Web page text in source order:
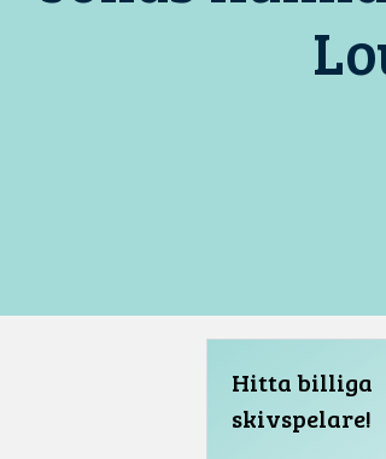
Hitta billiga
skivspelare!